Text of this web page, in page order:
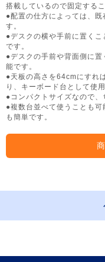
搭載しているので固定する
●配置の仕方によっては、
す。
●デスクの横や手前に置く
です。
●デスクの手前や背面側に
能です。
●天板の高さを64cmにすれ
り、キーボード台として使
●コンパクトサイズなので、
●複数台並べて使うことも
も簡単です。